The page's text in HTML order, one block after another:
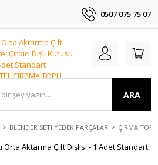
0507 075 75 07
ARA
BLENDER SETİ YEDEK PARÇALAR ÇIRMA TOPU